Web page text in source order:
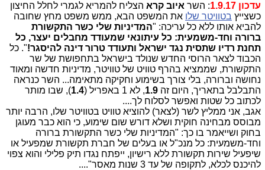
עדכון 1.9.17 : השר איוב קרא הצליח להמריא לגמרי לחלל החיצון
כשצייץ בטוויטר שלו את המשפט הבא, ממש משפט מחץ שחובה
להביא אותו ללא כל עריכה: "המדיניות שלי כשר התקשורת
ברורה וחד-משמעית: כל עיתונאי שמעודד מחבלים יעצר, כל
תחנת רדיו שתסית נגד ישראל ותעודד טרור דינה להיסגר!". כל
הכבוד לצאר הרוסי החדש שנולד בישראל בתחפושת של שר
התקשורת, שממציא בהרף טוויט של טוויטר, מדיניות חדשה ומאוד
נחושה וברורה, בלי צורך בשימוע וחקיקה מתאימה... השר כנראה
התבלבל בתאריך, היום זה 1.9, לא 1 באפריל ( 1.4), שבו מותר
לכתוב כל שטות ואפשר לסלוח לך....
אגב, אני ממליץ לשר (לצאר) להוציא טוויט בטוויטר שלו, הרבה יותר
מבוסס מבחינה חוקית ושלא דורש שום שימוע, כי הוא כבר מעוגן
בחוק ושייאמר בו כך: "המדיניות שלי כשר התקשורת ברורה
וחד-משמעית: כל מנכ"ל או בעלים של חברת תקשורת שמפעיל או
שיפעיל שירות תקשורת ללא רישיון, ייפתח נגדו תיק פלילי והוא צפוי
להיכנס לכלא, לתקופה של עד 3 שנות מאסר"....